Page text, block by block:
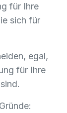
für Ihre
sich für
egal,
für Ihre